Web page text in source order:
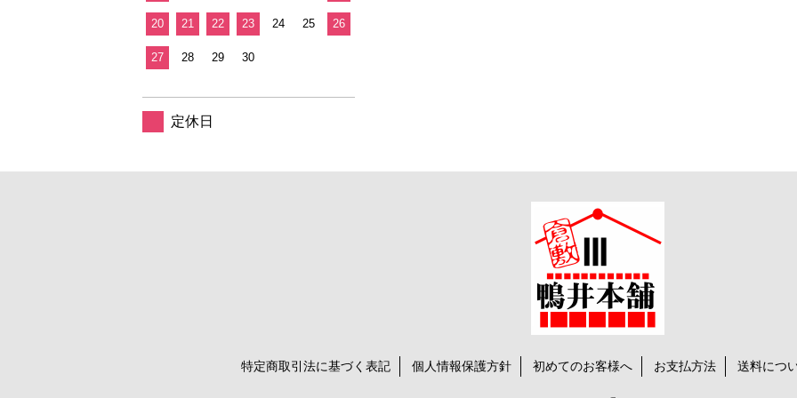
20 21 22 23 24 25 26
27 28 29 30
定休日
特定商取引法に基づく表記 個人情報保護方針 初めてのお客様へ お支払方法 送料につ